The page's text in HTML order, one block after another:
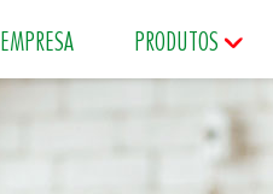
EMPRESA PRODUTOS